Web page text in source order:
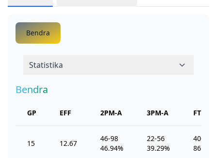
Bendra
Statistika
Bendra
GP EFF 2PM-A 3PM-A FTM-A
15 12.67
46-98
46.94%
22-56
39.29%
40-46
86.96%